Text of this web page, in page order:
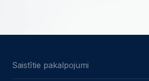
Saistītie pakalpojumi